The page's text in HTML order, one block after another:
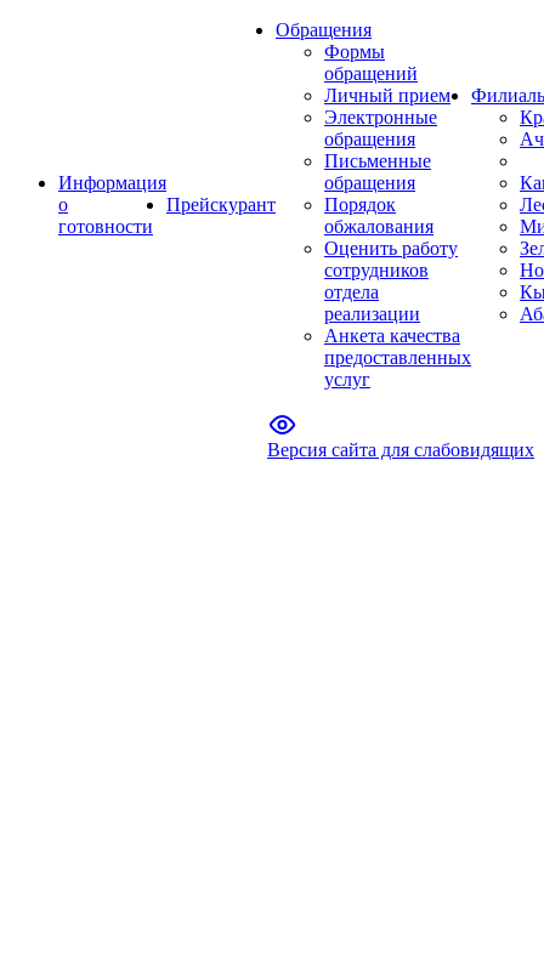
Информация
о
готовности
Прейскурант
Обращения
Формы
обращений
Личный прием
Электронные
обращения
Письменные
обращения
Порядок
обжалования
Оценить работу
сотрудников
отдела
реализации
Анкета качества
предоставленных
услуг
Версия сайта для слабовидящих